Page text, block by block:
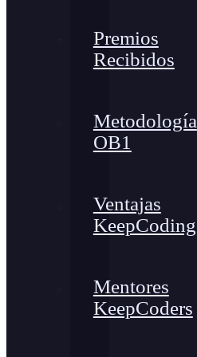
Premios
Recibidos
Metodología
OB1
Ventajas
KeepCoding
Mentores
KeepCoders